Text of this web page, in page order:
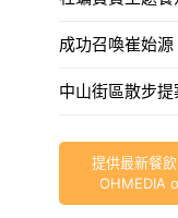
提供最新餐
OHMEDIA